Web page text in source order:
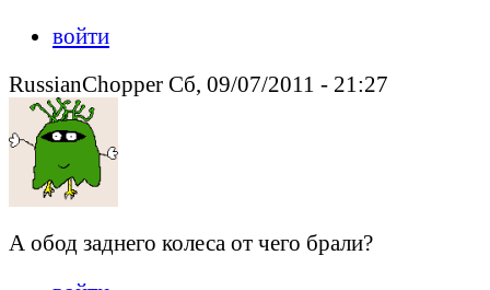
войти
RussianChopper Сб, 09/07/2011 - 21:27
А обод заднего колеса от чего брали?